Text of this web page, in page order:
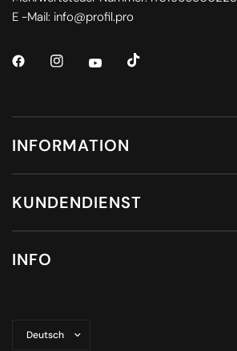
E -Mail: info@profil.pro
INFORMATION
KUNDENDIENST
INFO
aktualisieren